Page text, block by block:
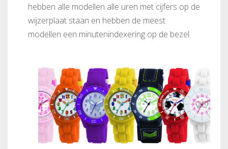
hebben alle modellen alle uren met cijfers op de
wijzerplaat staan en hebben de meest
modellen een minutenindexering op de bezel.